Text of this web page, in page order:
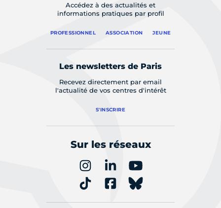
Accédez à des actualités et
informations pratiques par profil
PROFESSIONNEL ASSOCIATION JEUNE
Les newsletters de Paris
Recevez directement par email
l'actualité de vos centres d'intérêt
S'INSCRIRE
Sur les réseaux